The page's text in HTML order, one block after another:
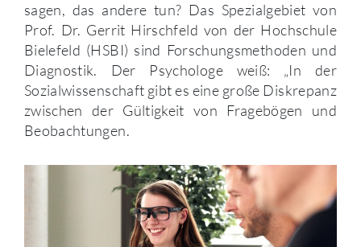
sagen, das andere tun? Das Spezialgebiet von
Prof. Dr. Gerrit Hirschfeld von der Hochschule
Bielefeld (HSBI) sind Forschungsmethoden und
Diagnostik. Der Psychologe weiß: „In der
Sozialwissenschaft gibt es eine große Diskrepanz
zwischen der Gültigkeit von Fragebögen und
Beobachtungen.